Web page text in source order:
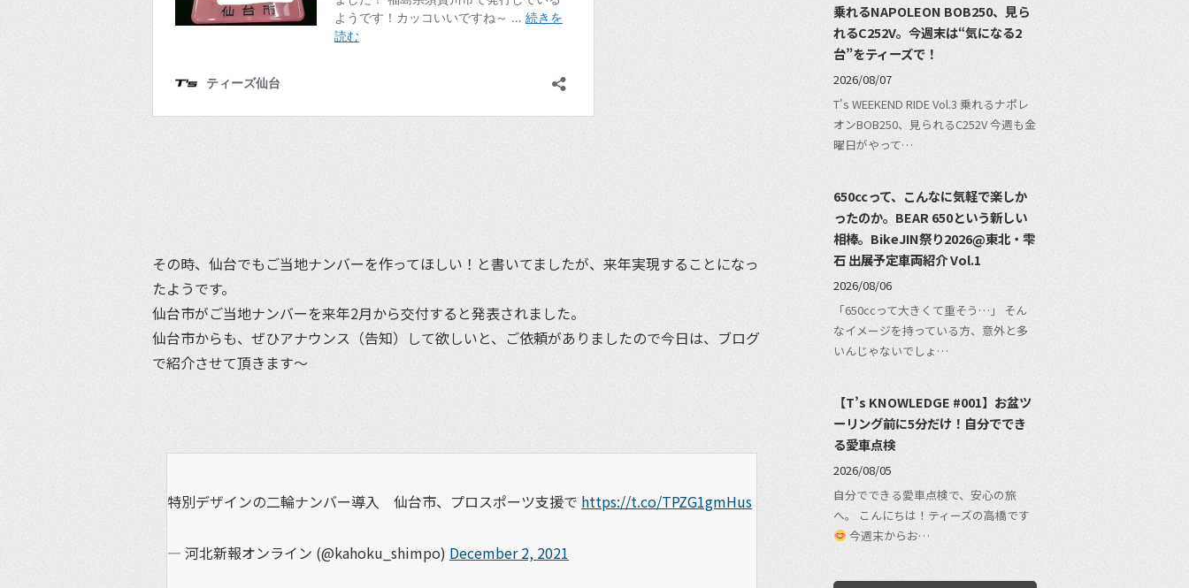
その時、仙台でもご当地ナンバーを作ってほしい！と書いてましたが、来年実現することになっ
たようです。
仙台市がご当地ナンバーを来年2月から交付すると発表されました。
仙台市からも、ぜひアナウンス（告知）して欲しいと、ご依頼がありましたので今日は、ブログ
で紹介させて頂きます〜
特別デザインの二輪ナンバー導入 仙台市、プロスポーツ支援で https://t.co/TPZG1gmHus
— 河北新報オンライン (@kahoku_shimpo) December 2, 2021
乗れるNAPOLEON BOB250、見ら
れるC252V。今週末は“気になる2
台”をティーズで！
2026/08/07
T's WEEKEND RIDE Vol.3 乗れるナポレ
オンBOB250、見られるC252V 今週も金
曜日がやって…
650ccって、こんなに気軽で楽しか
ったのか。BEAR 650という新しい
相棒。BikeJIN祭り2026@東北・雫
石 出展予定車両紹介 Vol.1
2026/08/06
「650ccって大きくて重そう…」 そん
なイメージを持っている方、意外と多
いんじゃないでしょ…
【T’s KNOWLEDGE #001】お盆ツ
ーリング前に5分だけ！自分ででき
る愛車点検
2026/08/05
自分でできる愛車点検で、安心の旅
へ。 こんにちは！ティーズの高橋です
今週末からお…